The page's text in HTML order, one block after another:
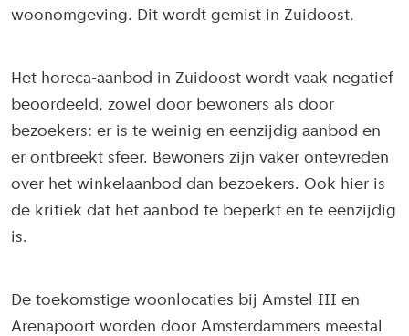
woonomgeving. Dit wordt gemist in Zuidoost.
Het horeca-aanbod in Zuidoost wordt vaak negatief
beoordeeld, zowel door bewoners als door
bezoekers: er is te weinig en eenzijdig aanbod en
er ontbreekt sfeer. Bewoners zijn vaker ontevreden
over het winkelaanbod dan bezoekers. Ook hier is
de kritiek dat het aanbod te beperkt en te eenzijdig
is.
De toekomstige woonlocaties bij Amstel III en
Arenapoort worden door Amsterdammers meestal